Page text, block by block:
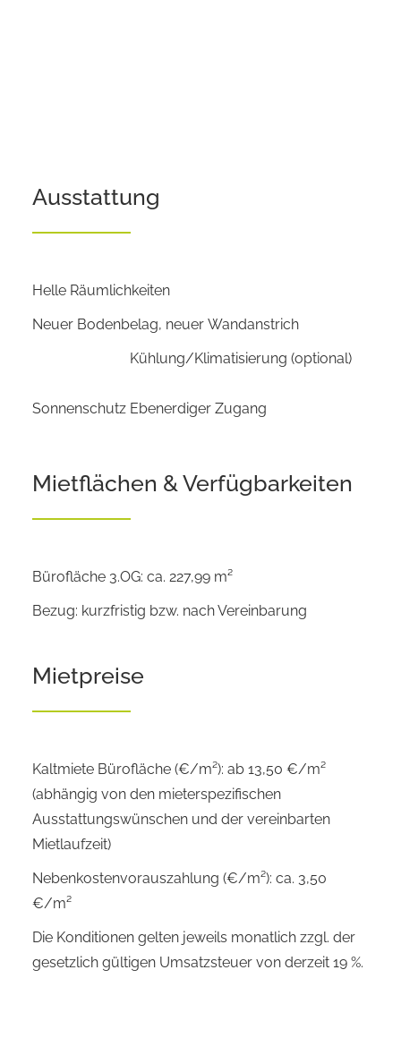
Ausstattung
Helle Räumlichkeiten
Neuer Bodenbelag, neuer Wandanstrich
Sonnenschutz
Kühlung/Klimatisierung (optional)
Ebenerdiger Zugang
Mietflächen & Verfügbarkeiten
Bürofläche 3.OG: ca. 227,99 m²
Bezug: kurzfristig bzw. nach Vereinbarung
Mietpreise
Kaltmiete Bürofläche (€/m²): ab 13,50 €/m²
(abhängig von den mieterspezifischen
Ausstattungswünschen und der vereinbarten
Mietlaufzeit)
Nebenkostenvorauszahlung (€/m²): ca. 3,50
€/m²
Die Konditionen gelten jeweils monatlich zzgl. der
gesetzlich gültigen Umsatzsteuer von derzeit 19 %.